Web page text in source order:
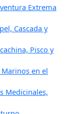
Extrema
Cascada y
Pisco y
en el
Medicinales,